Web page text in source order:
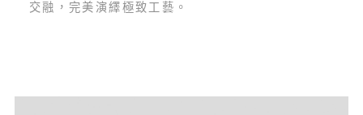
交融，完美演繹極致工藝。